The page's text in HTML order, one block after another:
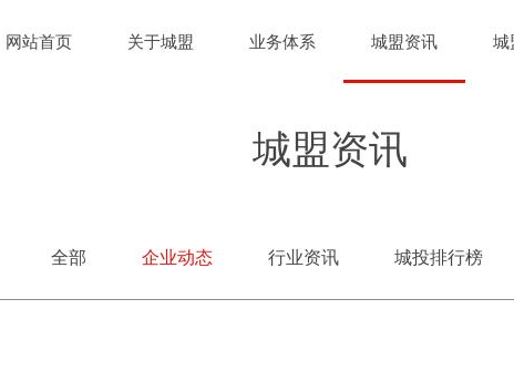
网站首页 关于城盟 业务体系 城盟资讯 城
城盟资讯
全部 企业动态 行业资讯 城投排行榜